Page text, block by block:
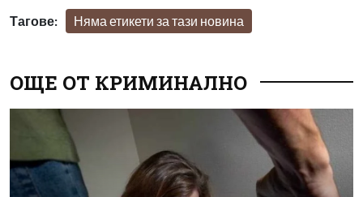
Тагове: Няма етикети за тази новина
ОЩЕ ОТ КРИМИНАЛНО